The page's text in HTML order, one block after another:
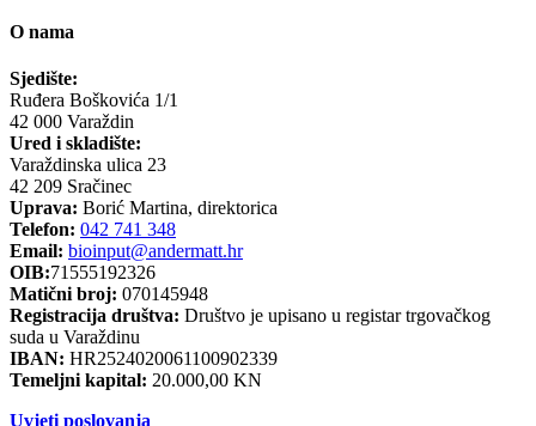
O nama
Sjedište:
Ruđera Boškovića 1/1
42 000 Varaždin
Ured i skladište:
Varaždinska ulica 23
42 209 Sračinec
Uprava: Borić Martina, direktorica
Telefon: 042 741 348
Email: bioinput@andermatt.hr
OIB:71555192326
Matični broj: 070145948
Registracija društva: Društvo je upisano u registar trgovačkog
suda u Varaždinu
IBAN: HR2524020061100902339
Temeljni kapital: 20.000,00 KN
Uvjeti poslovanja